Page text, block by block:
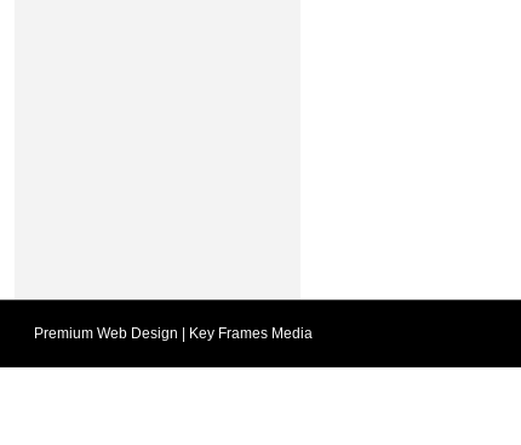
Premium Web Design | Key Frames Media